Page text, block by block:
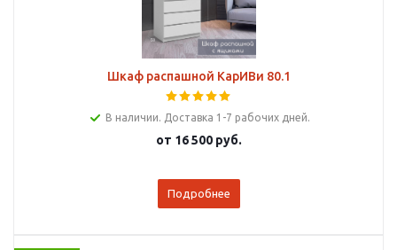
Шкаф распашной КарИВи 80.1
В наличии. Доставка 1-7 рабочих дней.
от 16 500 руб.
Подробнее